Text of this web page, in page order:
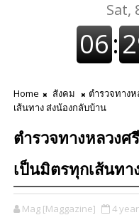
Home สังคม
ตำรวจทาง
เส้นทาง ส่งน้องกลับบ้าน
ตำรวจทางหลวง
เป็นมิตรทุกเส้นทา
Mag [Maggazine] 4